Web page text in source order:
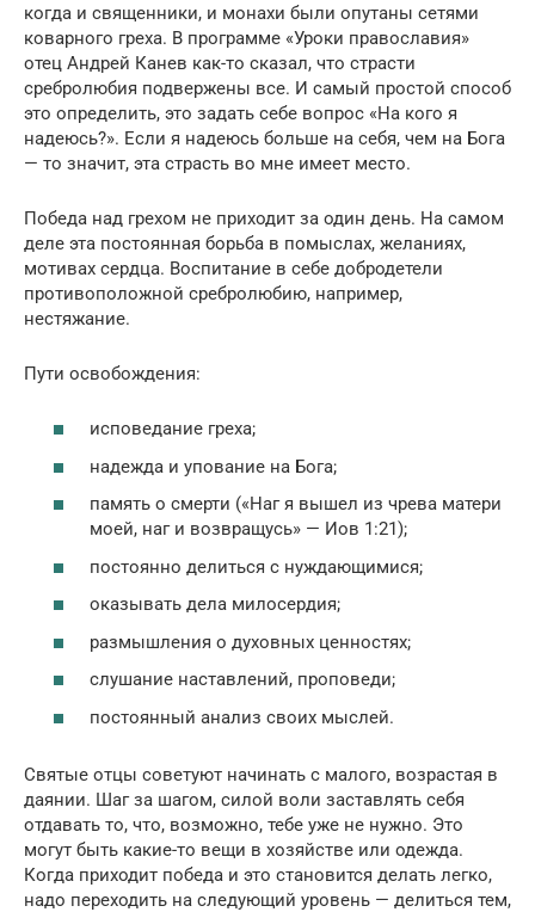
когда и священники, и монахи были опутаны сетями
коварного греха. В программе «Уроки православия»
отец Андрей Канев как-то сказал, что страсти
сребролюбия подвержены все. И самый простой способ
это определить, это задать себе вопрос «На кого я
надеюсь?». Если я надеюсь больше на себя, чем на Бога
— то значит, эта страсть во мне имеет место.
Победа над грехом не приходит за один день. На самом
деле эта постоянная борьба в помыслах, желаниях,
мотивах сердца. Воспитание в себе добродетели
противоположной сребролюбию, например,
нестяжание.
Пути освобождения:
исповедание греха;
надежда и упование на Бога;
память о смерти («Наг я вышел из чрева матери
моей, наг и возвращусь» — Иов 1:21);
постоянно делиться с нуждающимися;
оказывать дела милосердия;
размышления о духовных ценностях;
слушание наставлений, проповеди;
постоянный анализ своих мыслей.
Святые отцы советуют начинать с малого, возрастая в
даянии. Шаг за шагом, силой воли заставлять себя
отдавать то, что, возможно, тебе уже не нужно. Это
могут быть какие-то вещи в хозяйстве или одежда.
Когда приходит победа и это становится делать легко,
надо переходить на следующий уровень — делиться тем,